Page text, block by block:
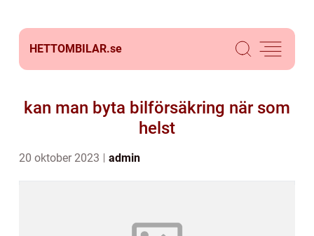
HETTOMBILAR.se
kan man byta bilförsäkring när som
helst
20 oktober 2023 admin